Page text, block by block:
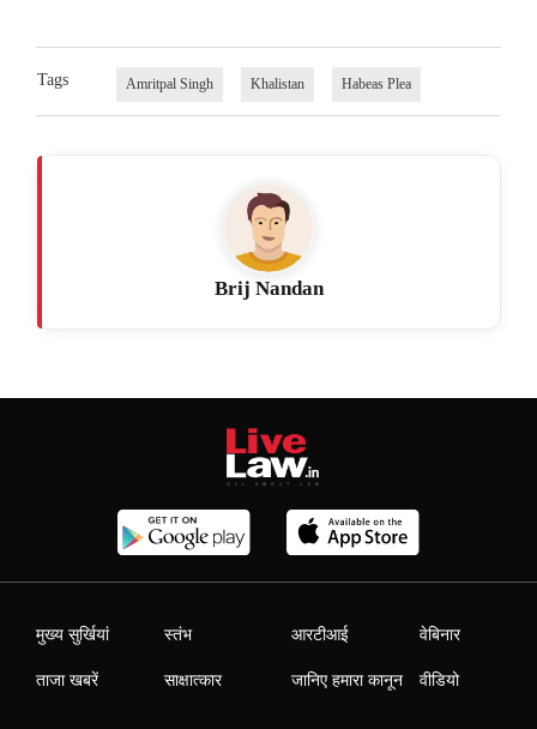
Tags Amritpal Singh Khalistan Habeas Plea
Brij Nandan
मुख्य सुर्खियां
ताजा खबरें
स्तंभ
साक्षात्कार
आरटीआई
जानिए हमारा कानून
वेबिनार
वीडियो